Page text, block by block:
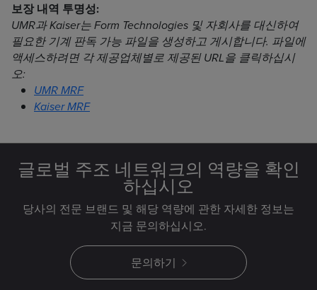
보장 내역 투명성:
UMR과 Kaiser는 Form Technologies 및 자회사를 대신하여
필요한 기계 판독 가능 파일을 생성하고 게시합니다. 파일에
액세스하려면 각 제공업체별로 제공된 URL을 클릭하십시
오:
UMR MRF
Kaiser MRF
글로벌 주조 네트워크의 역량을 확인
하십시오
당사의 전문 브랜드 및 해당 역량에 관한 자세한 정보는
지금 문의하십시오.
문의하기